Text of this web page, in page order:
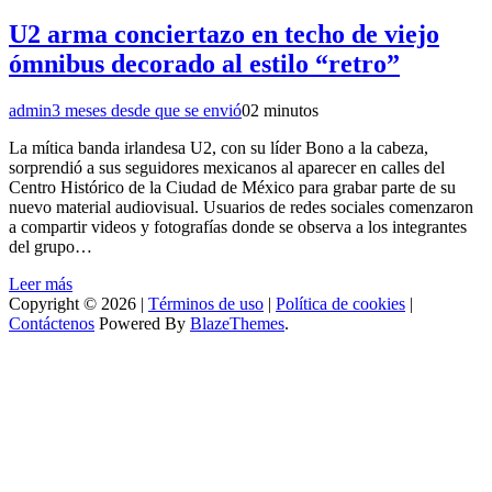
U2 arma conciertazo en techo de viejo
ómnibus decorado al estilo “retro”
admin3 meses desde que se envió02 minutos
La mítica banda irlandesa U2, con su líder Bono a la cabeza,
sorprendió a sus seguidores mexicanos al aparecer en calles del
Centro Histórico de la Ciudad de México para grabar parte de su
nuevo material audiovisual. Usuarios de redes sociales comenzaron
a compartir videos y fotografías donde se observa a los integrantes
del grupo…
Leer más
Copyright © 2026 | Términos de uso | Política de cookies |
Contáctenos Powered By BlazeThemes.